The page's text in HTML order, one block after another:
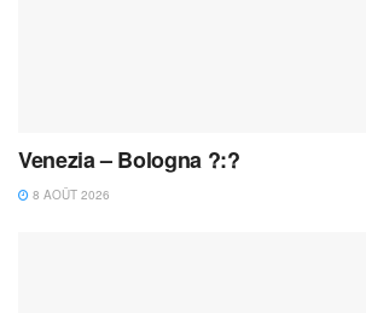
Venezia – Bologna ?:?
8 AOÛT 2026